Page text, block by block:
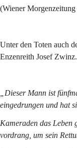
(Wiener
Unter den Toten auch
Enzenreith Josef Zwinz.
„Dieser Mann ist
eingedrungen und hat
Kameraden das Leben
vordrang, um sein